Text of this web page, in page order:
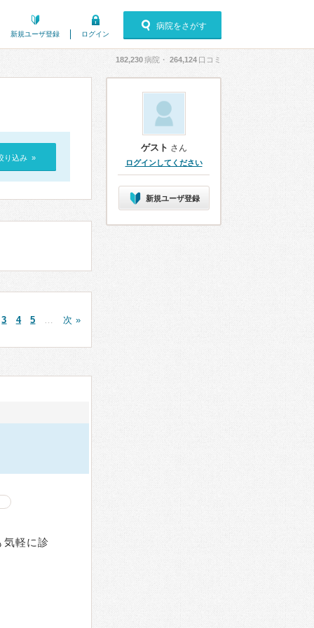
新規ユーザ登録 ログイン
病院をさがす
182,230病院・ 264,124 口コミ
り込み »
3 4 5 次 »
気軽に診
ゲスト さん
ログインしてください
新規ユーザ登録